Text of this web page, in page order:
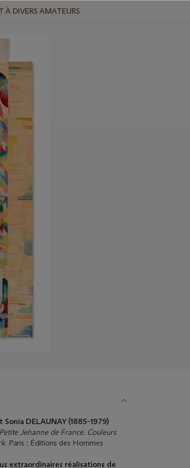
À DIVERS AMATEURS
Sonia DELAUNAY (1885-1979)
Jehanne de France. Couleurs
. Paris : Éditions des Hommes
extraordinaires réalisations de